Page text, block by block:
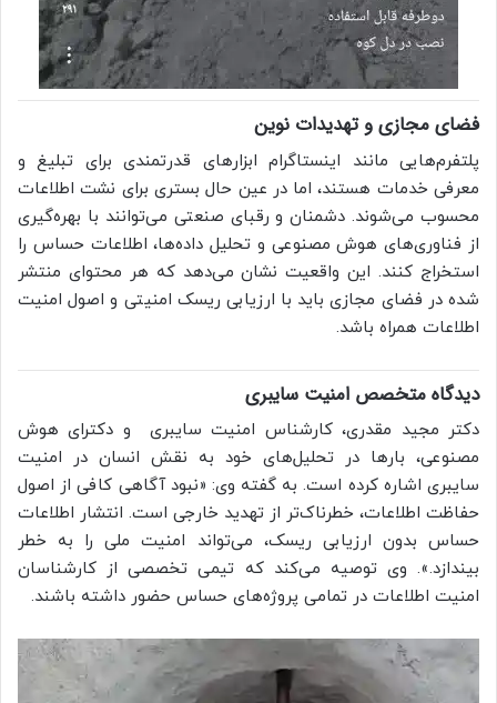
فضای مجازی و تهدیدات نوین
پلتفرم‌هایی مانند اینستاگرام ابزارهای قدرتمندی برای تبلیغ و
معرفی خدمات هستند، اما در عین حال بستری برای نشت اطلاعات
محسوب می‌شوند. دشمنان و رقبای صنعتی می‌توانند با بهره‌گیری
از فناوری‌های هوش مصنوعی و تحلیل داده‌ها، اطلاعات حساس را
استخراج کنند. این واقعیت نشان می‌دهد که هر محتوای منتشر
شده در فضای مجازی باید با ارزیابی ریسک امنیتی و اصول امنیت
اطلاعات همراه باشد.
دیدگاه متخصص امنیت سایبری
دکتر مجید مقدری، کارشناس امنیت سایبری و دکترای هوش
مصنوعی، بارها در تحلیل‌های خود به نقش انسان در امنیت
سایبری اشاره کرده است. به گفته وی: «نبود آگاهی کافی از اصول
حفاظت اطلاعات، خطرناک‌تر از تهدید خارجی است. انتشار اطلاعات
حساس بدون ارزیابی ریسک، می‌تواند امنیت ملی را به خطر
بیندازد.». وی توصیه می‌کند که تیمی تخصصی از کارشناسان
امنیت اطلاعات در تمامی پروژه‌های حساس حضور داشته باشند.